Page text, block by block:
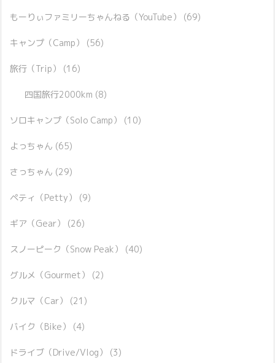
もーりぃファミリーちゃんねる（YouTube） (69)
キャンプ（Camp） (56)
旅行（Trip） (16)
四国旅行2000km (8)
ソロキャンプ（Solo Camp） (10)
よっちゃん (65)
さっちゃん (29)
ペティ（Petty） (9)
ギア（Gear） (26)
スノーピーク（Snow Peak） (40)
グルメ（Gourmet） (2)
クルマ（Car） (21)
バイク（Bike） (4)
ドライブ（Drive/Vlog） (3)